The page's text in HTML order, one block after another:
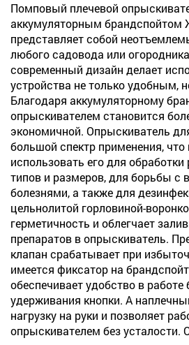
Помповый плечевой
аккумуляторным брандспойтом
представляет собой
любого садовода или
современный дизайн делает
устройства не только удобным,
Благодаря аккумуляторному
опрыскивателем становится
экономичной. Опрыскиватель
большой спектр применения, что
использовать его для
типов и размеров, для борьбы с
болезнями, а также для
цельнолитой горловиной-
герметичность и облегчает
препаратов в опрыскиватель.
клапан срабатывает при
имеется фиксатор на
обеспечивает удобство в работе
удерживания кнопки. А
нагрузку на руки и позволяет
опрыскивателем без усталости.